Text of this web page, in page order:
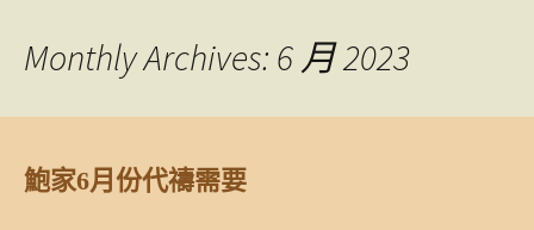
Monthly Archives: 6 月 2023
鮑家6月份代禱需要